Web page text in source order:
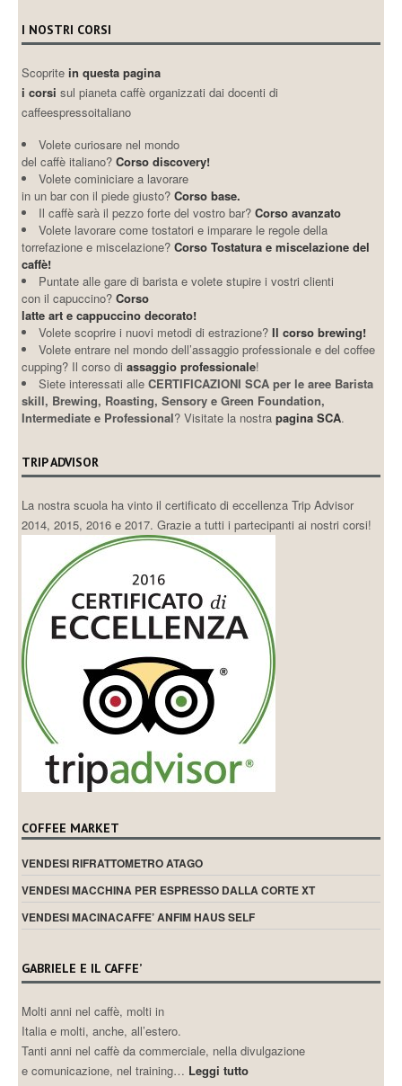
I NOSTRI CORSI
Scopritein questa pagina
i corsi sul pianeta caffè organizzati dai docenti di
caffeespressoitaliano
Volete curiosare nel mondo
del caffè italiano? Corso discovery!
Volete cominiciare a lavorare
in un bar con il piede giusto? Corso base.
Il caffè sarà il pezzo forte del vostro bar?Corso avanzato
Volete lavorare come tostatori e imparare le regole della
torrefazione e miscelazione?Corso Tostatura e miscelazione del
caffè!
Puntate alle gare di barista e volete stupire i vostri clienti
con il capuccino?Corso
latte art e cappuccino decorato!
Volete scoprire i nuovi metodi di estrazione?Il corso brewing!
Volete entrare nel mondo dell’assaggio professionale e del coffee
cupping? Il corso diassaggio professionale!
Siete interessati alleCERTIFICAZIONI SCA per le aree Barista
skill, Brewing, Roasting, Sensory e Green Foundation,
Intermediate e Professional? Visitate la nostrapagina SCA.
TRIP ADVISOR
La nostra scuola ha vinto il certificato di eccellenza Trip Advisor
2014, 2015, 2016 e 2017. Grazie a tutti i partecipanti ai nostri corsi!
COFFEE MARKET
VENDESI RIFRATTOMETRO ATAGO
VENDESI MACCHINA PER ESPRESSO DALLA CORTE XT
VENDESI MACINACAFFE’ ANFIM HAUS SELF
GABRIELE E IL CAFFE’
Molti anni nel caffè, molti in
Italia e molti, anche, all’estero.
Tanti anni nel caffè da commerciale, nella divulgazione
e comunicazione, nel training… Leggi tutto